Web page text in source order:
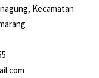
Kecamatan